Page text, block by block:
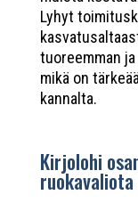
Lyhyt
tuoreemman
mikä on
kannalta.
Kirjolohi